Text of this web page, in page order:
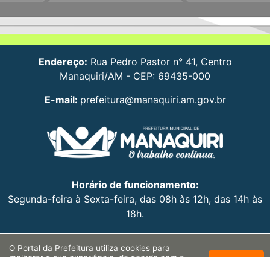
Endereço: Rua Pedro Pastor n° 41, Centro
Manaquiri/AM - CEP: 69435-000
E-mail: prefeitura@manaquiri.am.gov.br
Horário de funcionamento:
Segunda-feira à Sexta-feira, das 08h às 12h, das 14h às
18h.
O Portal da Prefeitura utiliza cookies para